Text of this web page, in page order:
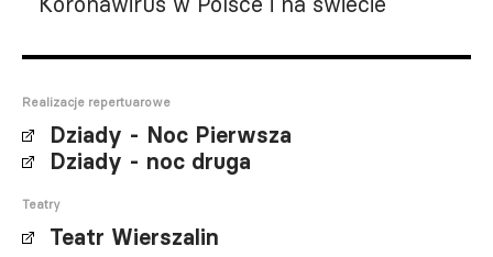
Realizacje repertuarowe
Dziady - Noc Pierwsza
Dziady - noc druga
Teatry
Teatr Wierszalin